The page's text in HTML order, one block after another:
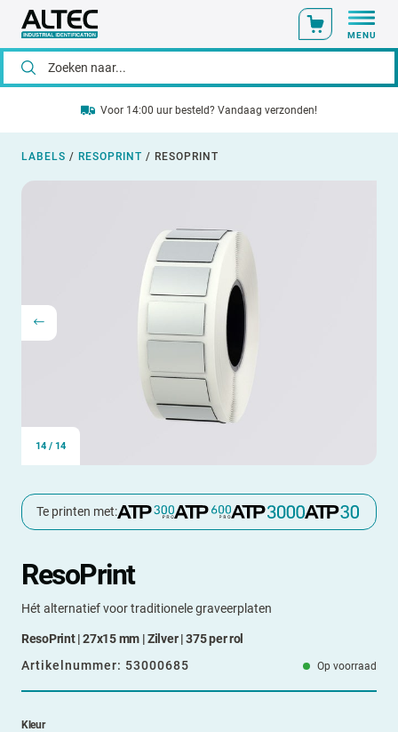
MENU
Voor 14:00 uur besteld? Vandaag verzonden!
LABELS / RESOPRINT / RESOPRINT
14 / 14
Te printen met:
ResoPrint
Hét alternatief voor traditionele graveerplaten
ResoPrint | 27x15 mm | Zilver | 375 per rol
Artikelnummer: 53000685 Op voorraad
Kleur